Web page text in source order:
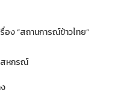
ง “สถานการณ์ข้าวไทย”
สหกรณ์